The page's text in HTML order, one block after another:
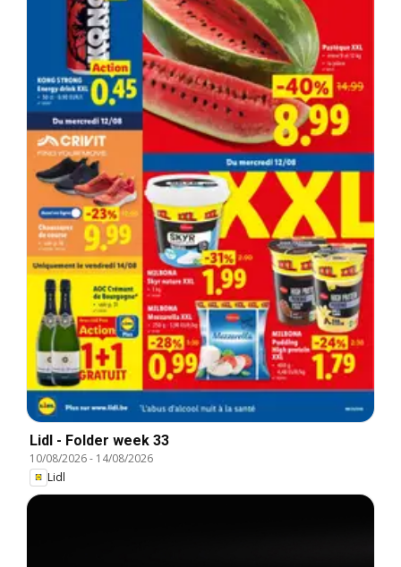
Lidl - Folder week 33
10/08/2026- 14/08/2026
Lidl